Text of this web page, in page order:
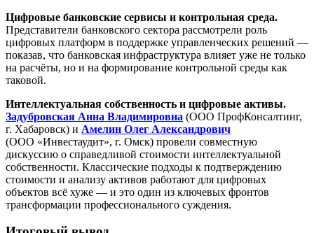
Цифровые банковские сервисы и контрольная среда.
Представители банковского сектора рассмотрели роль
цифровых платформ в поддержке управленческих решений —
показав, что банковская инфраструктура влияет уже не только
на расчёты, но и на формирование контрольной среды как
таковой.
Интеллектуальная собственность и цифровые активы.
Задубровская Анна Владимировна (ООО ПрофКонсалтинг,
г. Хабаровск) и Амелин Олег Александрович
(ООО «Инвестаудит», г. Омск) провели совместную
дискуссию о справедливой стоимости интеллектуальной
собственности. Классические подходы к подтверждению
стоимости и анализу активов работают для цифровых
объектов всё хуже — и это один из ключевых фронтов
трансформации профессионального суждения.